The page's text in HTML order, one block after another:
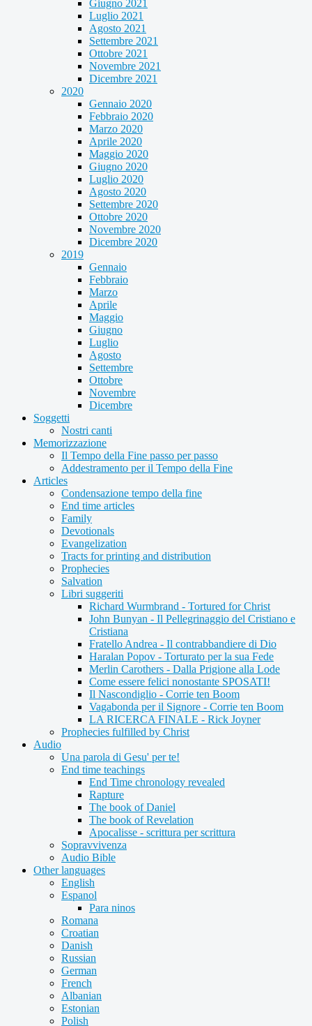
Giugno 2021
Luglio 2021
Agosto 2021
Settembre 2021
Ottobre 2021
Novembre 2021
Dicembre 2021
2020
Gennaio 2020
Febbraio 2020
Marzo 2020
Aprile 2020
Maggio 2020
Giugno 2020
Luglio 2020
Agosto 2020
Settembre 2020
Ottobre 2020
Novembre 2020
Dicembre 2020
2019
Gennaio
Febbraio
Marzo
Aprile
Maggio
Giugno
Luglio
Agosto
Settembre
Ottobre
Novembre
Dicembre
Soggetti
Nostri canti
Memorizzazione
Il Tempo della Fine passo per passo
Addestramento per il Tempo della Fine
Articles
Condensazione tempo della fine
End time articles
Family
Devotionals
Evangelization
Tracts for printing and distribution
Prophecies
Salvation
Libri suggeriti
Richard Wurmbrand - Tortured for Christ
John Bunyan - Il Pellegrinaggio del Cristiano e
Cristiana
Fratello Andrea - Il contrabbandiere di Dio
Haralan Popov - Torturato per la sua Fede
Merlin Carothers - Dalla Prigione alla Lode
Come essere felici nonostante SPOSATI!
Il Nascondiglio - Corrie ten Boom
Vagabonda per il Signore - Corrie ten Boom
LA RICERCA FINALE - Rick Joyner
Prophecies fulfilled by Christ
Audio
Una parola di Gesu' per te!
End time teachings
End Time chronology revealed
Rapture
The book of Daniel
The book of Revelation
Apocalisse - scrittura per scrittura
Sopravvivenza
Audio Bible
Other languages
English
Espanol
Para ninos
Romana
Croatian
Danish
Russian
German
French
Albanian
Estonian
Polish